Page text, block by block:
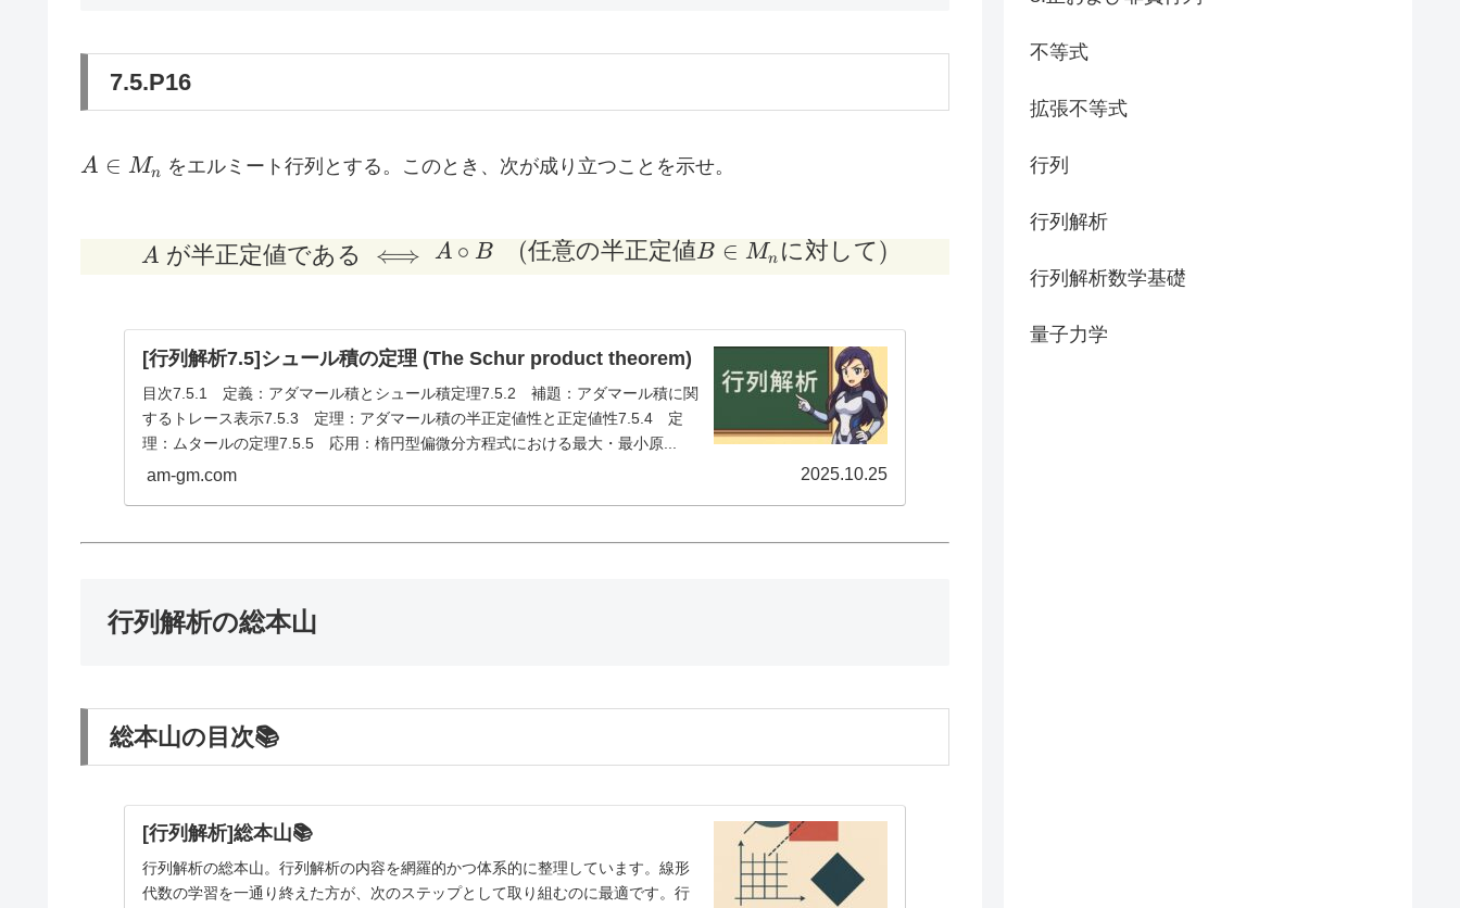
7.5.P16
A
A ∈ Mn をエルミート行列とする。このとき、次が成り立つことを示せ。
A \text{ が半正定値である} \iff \begin{aligned} A \circ B \quad ( 任意の半正定値 B
A が半正定値である ⟺ A ∘ B (任意の半正定値B ∈ Mn に対して)
[行列解析7.5]シュール積の定理 (The Schur product theorem)
目次7.5.1 定義：アダマール積とシュール積定理7.5.2 補題：アダマール積に関
するトレース表示7.5.3 定理：アダマール積の半正定値性と正定値性7.5.4 定
理：ムタールの定理7.5.5 応用：楕円型偏微分方程式における最大・最小原...
am-gm.com 2025.10.25
行列解析の総本山
総本山の目次📚
[行列解析]総本山📚
行列解析の総本山。行列解析の内容を網羅的かつ体系的に整理しています。線形
代数の学習を一通り終えた方が、次のステップとして取り組むのに最適です。行
不等式
拡張不等式
行列
行列解析
行列解析数学基礎
量子力学